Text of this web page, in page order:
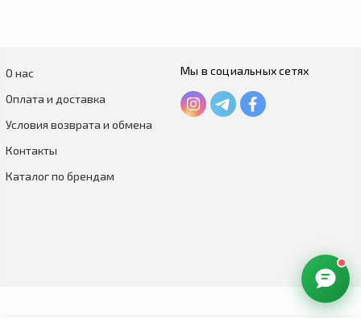
О нас
Оплата и доставка
Условия возврата и обмена
Контакты
Каталог по брендам
Мы в социальных сетях